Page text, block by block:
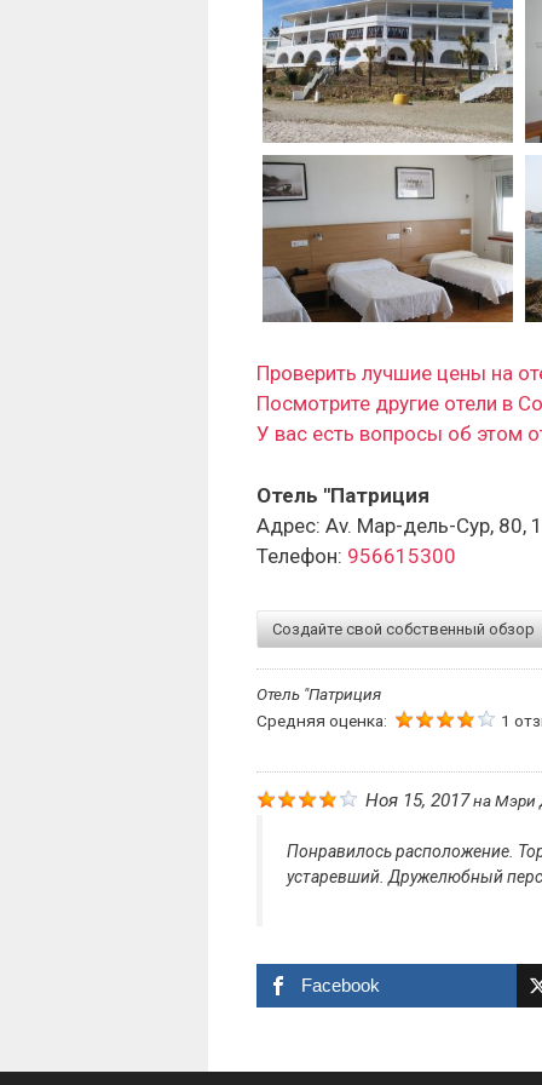
Проверить лучшие цены на
Посмотрите другие отели в
У вас есть вопросы об этом
Отель "Патриция
Адрес: Av. Мар-дель-Сур, 80,
Телефон: 956615300
Создайте свой собственный обзор
Отель "Патриция
Средняя оценка:
1
Ноя 15, 2017наМэри
Понравилось расположение.
устаревший. Дружелюбный
Facebook